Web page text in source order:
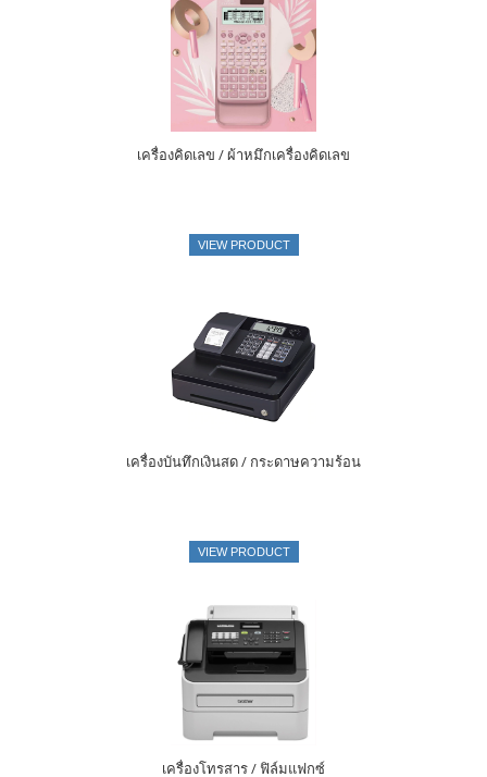
เครื่องคิดเลข / ผ้าหมึกเครื่องคิดเลข
VIEW PRODUCT
เครื่องบันทึกเงินสด / กระดาษความร้อน
VIEW PRODUCT
เครื่องโทรสาร / ฟิล์มแฟกซ์